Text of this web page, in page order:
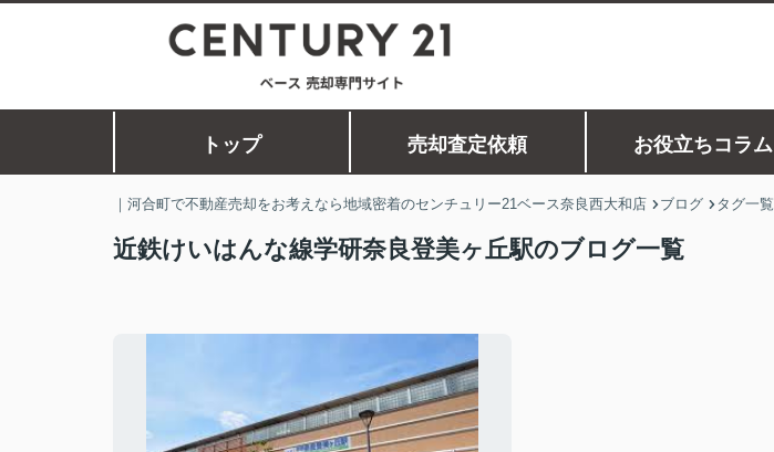
トップ 売却査定依頼 お役立ちコラム
｜河合町で不動産売却をお考えなら地域密着のセンチュリー21ベース奈良西大和店 ブログ タグ一覧
近鉄けいはんな線学研奈良登美ヶ丘駅のブログ一覧